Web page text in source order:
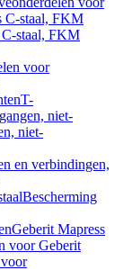
C-staal, FKM
C-staal, FKM
voor
T-
niet-
niet-
en verbindingen,
Bescherming
Geberit Mapress
voor Geberit